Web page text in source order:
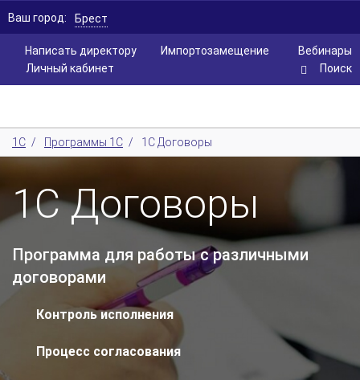
Написать директору Вебинары
Импортозамещение
Личный кабинет
Ваш город: Брест
Поиск
1С / Программы 1С / 1С Договоры
1С Договоры
Программа для работы с различными
договорами
Контроль исполнения
Процесс согласования